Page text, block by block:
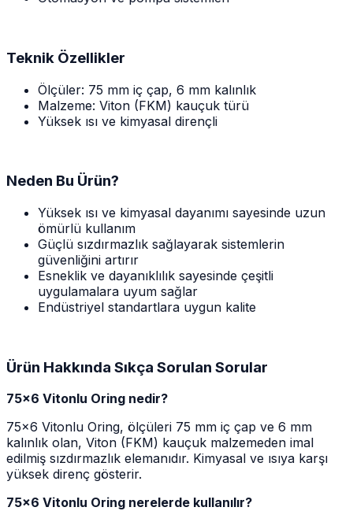
Teknik Özellikler
Ölçüler: 75 mm iç çap, 6 mm kalınlık
Malzeme: Viton (FKM) kauçuk türü
Yüksek ısı ve kimyasal dirençli
Neden Bu Ürün?
Yüksek ısı ve kimyasal dayanımı sayesinde uzun
ömürlü kullanım
Güçlü sızdırmazlık sağlayarak sistemlerin
güvenliğini artırır
Esneklik ve dayanıklılık sayesinde çeşitli
uygulamalara uyum sağlar
Endüstriyel standartlara uygun kalite
Ürün Hakkında Sıkça Sorulan Sorular
75x6 Vitonlu Oring nedir?
75x6 Vitonlu Oring, ölçüleri 75 mm iç çap ve 6 mm
kalınlık olan, Viton (FKM) kauçuk malzemeden imal
edilmiş sızdırmazlık elemanıdır. Kimyasal ve ısıya karşı
yüksek direnç gösterir.
75x6 Vitonlu Oring nerelerde kullanılır?